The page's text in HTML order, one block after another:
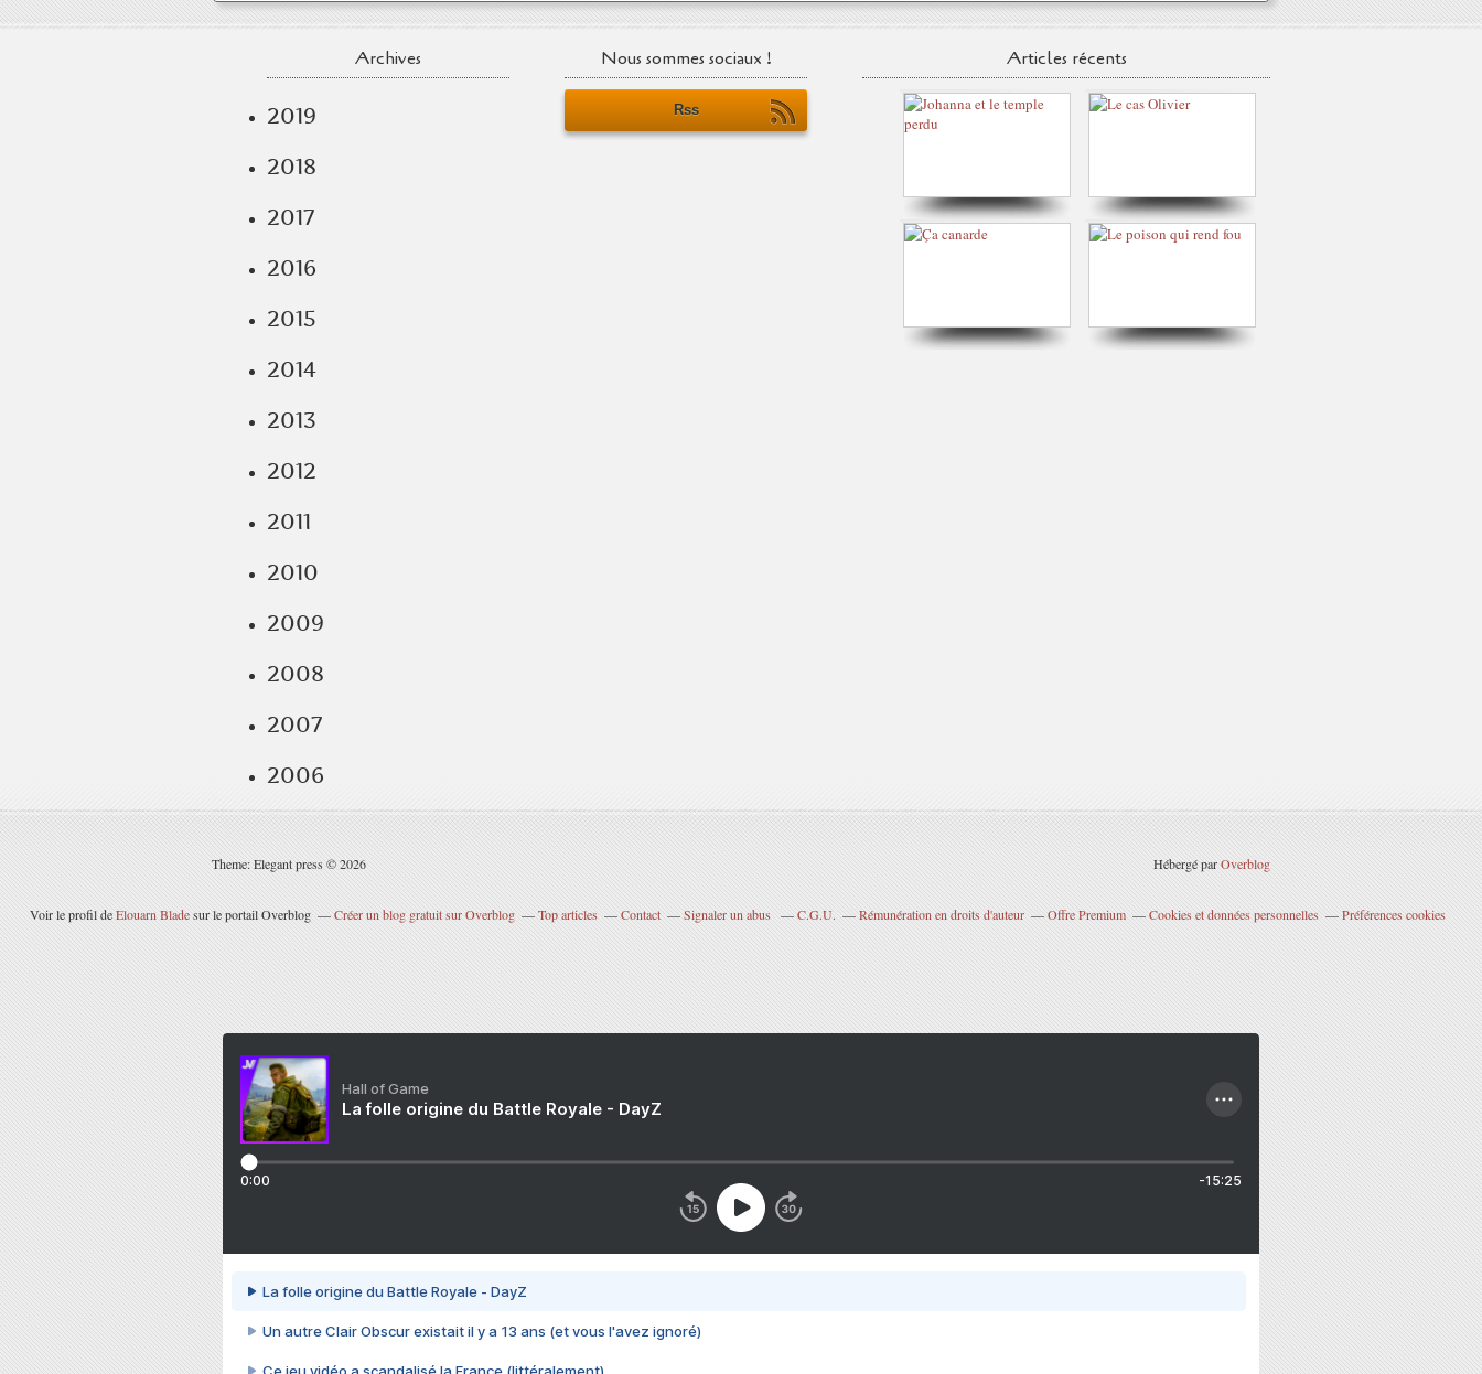
Archives
2019
2018
2017
2016
2015
2014
2013
2012
2011
2010
2009
2008
2007
2006
Nous sommes sociaux !
Rss
Articles récents
Theme: Elegant press © 2026 Hébergé parOverblog
Voir le profil deElouarn Bladesur le portail Overblog Créer un blog gratuit sur Overblog Top articles Contact Signaler un abus C.G.U. Rémunération en droits d'auteur Offre Premium Cookies et données personnelles Préférences cookies
Hall of Game
La folle origine du Battle Royale - DayZ
0:00 -15:25
La folle origine du Battle Royale - DayZ
Un autre Clair Obscur existait il y a 13 ans (et vous l'avez ignoré)